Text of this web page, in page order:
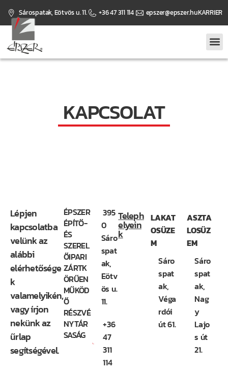
Sárospatak, Eötvös u. 11. +36 47 311 114 epszer@epszer.huKARRIER
KAPCSOLAT
Lépjen
kapcsolatba
velünk az
alábbi
elérhetősége
k
valamelyikén,
vagy írjon
nekünk az
űrlap
segítségével.
ÉPSZER
ÉPÍTŐ-
ÉS
SZEREL
ŐIPARI
ZÁRTK
ÖRŰEN
MŰKÖD
Ő
RÉSZVÉ
NYTÁR
SASÁG
395
0
Sáro
spat
ak,
Eötv
ös u.
11.
+36
47
311
114
Teleph
elyein
k
LAKAT
OSÜZE
M
Sáro
spat
ak,
Véga
rdói
út 61.
ASZTA
LOSÜZ
EM
Sáro
spat
ak,
Nag
y
Lajo
s út
21.